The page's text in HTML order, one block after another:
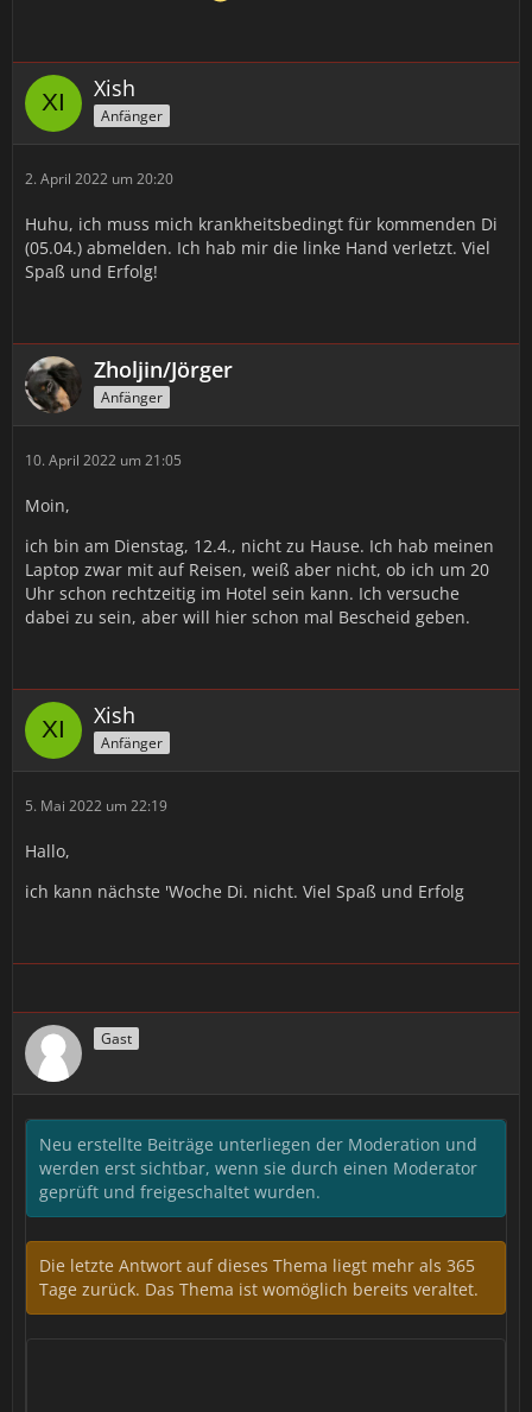
Xish
Anfänger
2. April 2022 um 20:20
Huhu, ich muss mich krankheitsbedingt für kommenden Di
(05.04.) abmelden. Ich hab mir die linke Hand verletzt. Viel
Spaß und Erfolg!
Zholjin/Jörger
Anfänger
10. April 2022 um 21:05
Moin,
ich bin am Dienstag, 12.4., nicht zu Hause. Ich hab meinen
Laptop zwar mit auf Reisen, weiß aber nicht, ob ich um 20
Uhr schon rechtzeitig im Hotel sein kann. Ich versuche
dabei zu sein, aber will hier schon mal Bescheid geben.
Xish
Anfänger
5. Mai 2022 um 22:19
Hallo,
ich kann nächste 'Woche Di. nicht. Viel Spaß und Erfolg
Gast
Neu erstellte Beiträge unterliegen der Moderation und
werden erst sichtbar, wenn sie durch einen Moderator
geprüft und freigeschaltet wurden.
Die letzte Antwort auf dieses Thema liegt mehr als 365
Tage zurück. Das Thema ist womöglich bereits veraltet.